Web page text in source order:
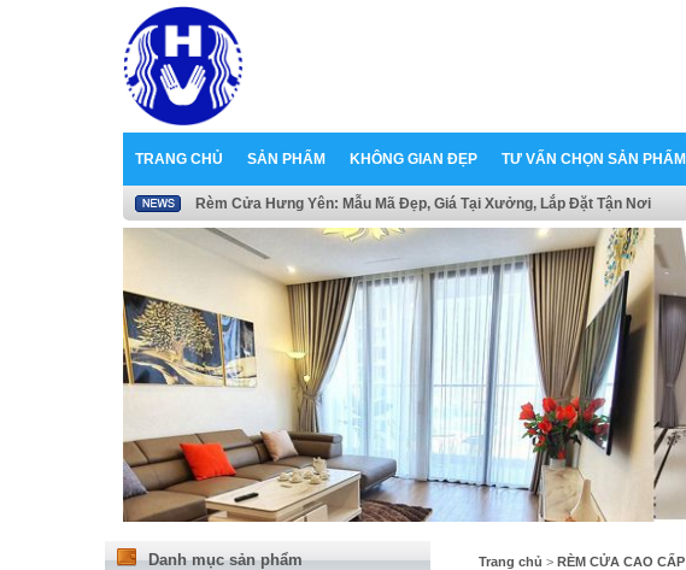
TRANG CHỦ SẢN PHẨM KHÔNG GIAN ĐẸP TƯ VẤN CHỌN SẢN PHẨM
Rèm Cửa Hưng Yên: Mẫu Mã Đẹp, Giá Tại Xưởng, Lắp Đặt Tận Nơi
Trang chủ > RÈM CỬA CAO CẤP
Danh mục sản phẩm